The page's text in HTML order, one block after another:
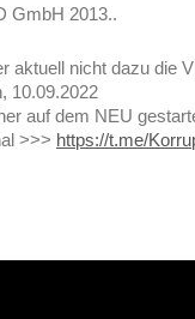
GmbH 2013..
aktuell nicht dazu die
10.09.2022
auf dem NEU
>>> https://t.me/